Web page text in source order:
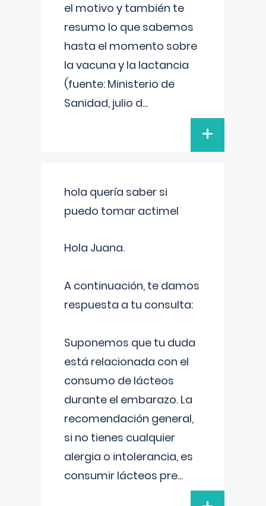
el motivo y también te
resumo lo que sabemos
hasta el momento sobre
la vacuna y la lactancia
(fuente: Ministerio de
Sanidad, julio d...
+
hola quería saber si
puedo tomar actimel
Hola Juana.
A continuación, te damos
respuesta a tu consulta:
Suponemos que tu duda
está relacionada con el
consumo de lácteos
durante el embarazo. La
recomendación general,
si no tienes cualquier
alergia o intolerancia, es
consumir lácteos pre...